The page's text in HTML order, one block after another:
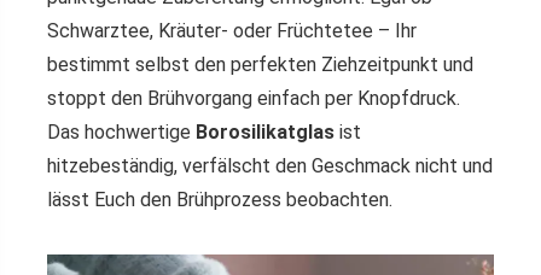
Schwarztee, Kräuter- oder Früchtetee – Ihr
bestimmt selbst den perfekten Ziehzeitpunkt und
stoppt den Brühvorgang einfach per Knopfdruck.
Das hochwertige Borosilikatglas ist
hitzebeständig, verfälscht den Geschmack nicht und
lässt Euch den Brühprozess beobachten.